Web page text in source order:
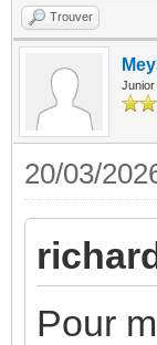
Trouver
Junior
20/03/
Pour